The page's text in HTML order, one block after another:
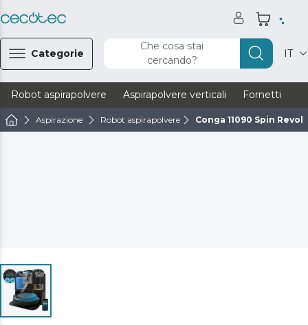
Categorie
Che cosa stai
cercando?
IT
Robot aspirapolvere Aspirapolvere verticali Fornetti
Aspirazione Robot aspirapolvere Conga 11090 Spin